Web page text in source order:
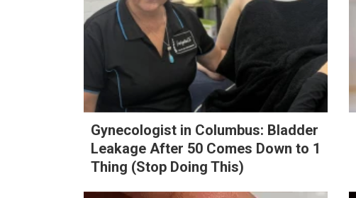
Gynecologist in Columbus: Bladder
Leakage After 50 Comes Down to 1
Thing (Stop Doing This)